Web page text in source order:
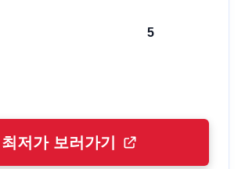
5
최저가 보러가기